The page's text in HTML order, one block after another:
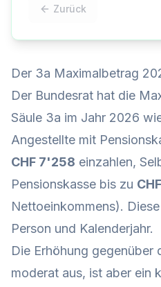
Zurück
Der 3a Maximalbetrag
Der Bundesrat hat die
Säule 3a im Jahr 2026
Angestellte mit
CHF 7'258 einzahlen,
Pensionskasse bis zu
Nettoeinkommens).
Person und Kalenderjahr.
Die Erhöhung gegenüber
moderat aus, ist aber ein